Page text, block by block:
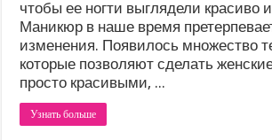
чтобы ее ногти выглядели красиво
Маникюр в наше время
изменения. Появилось множество
которые позволяют сделать
просто красивыми, ...
Узнать больше